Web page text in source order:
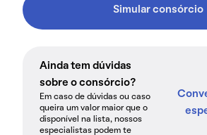
Simular consórcio
Ainda tem dúvidas
sobre o consórcio?
Em caso de dúvidas ou caso
queira um valor maior que o
disponível na lista, nossos
especialistas podem te